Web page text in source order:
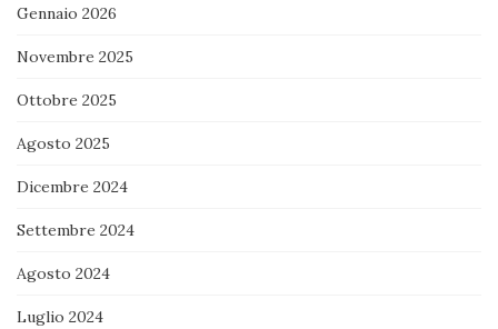
Gennaio 2026
Novembre 2025
Ottobre 2025
Agosto 2025
Dicembre 2024
Settembre 2024
Agosto 2024
Luglio 2024